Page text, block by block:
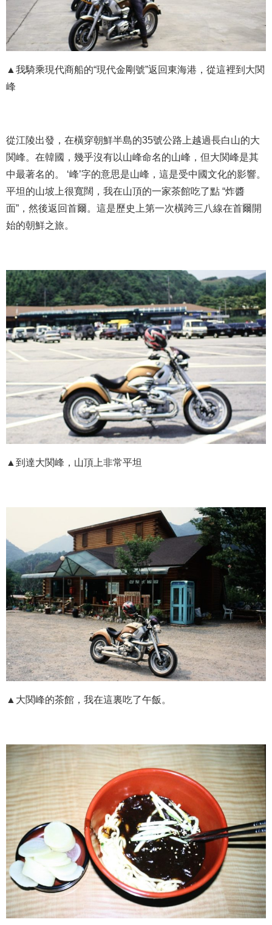
▲我騎乘現代商船的“現代金剛號”返回東海港，從這裡到大関
峰
從江陵出發，在橫穿朝鮮半島的35號公路上越過長白山的大
関峰。在韓國，幾乎沒有以山峰命名的山峰，但大関峰是其
中最著名的。 ‘峰’字的意思是山峰，這是受中國文化的影響。
平坦的山坡上很寬闊，我在山頂的一家茶館吃了點 “炸醬
面”，然後返回首爾。這是歷史上第一次橫跨三八線在首爾開
始的朝鮮之旅。
▲到達大関峰，山頂上非常平坦
▲大関峰的茶館，我在這裏吃了午飯。